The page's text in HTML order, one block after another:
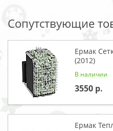
Сопутствующие
Ермак
(2012)
В наличии
3550
Ермак